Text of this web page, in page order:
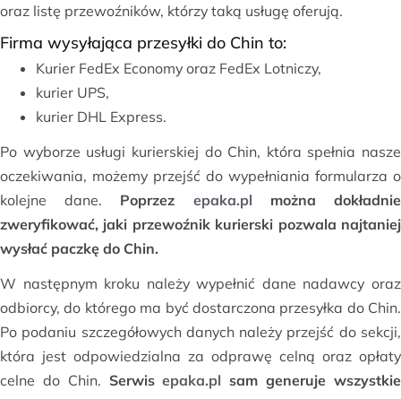
oraz listę przewoźników, którzy taką usługę oferują.
Firma wysyłająca przesyłki do Chin to:
Kurier FedEx Economy oraz FedEx Lotniczy,
kurier UPS,
kurier DHL Express.
Po wyborze usługi kurierskiej do Chin, która spełnia nasze
oczekiwania, możemy przejść do wypełniania formularza o
kolejne dane. Poprzez epaka.pl można dokładnie
zweryfikować, jaki przewoźnik kurierski pozwala najtaniej
wysłać paczkę do Chin.
W następnym kroku należy wypełnić dane nadawcy oraz
odbiorcy, do którego ma być dostarczona przesyłka do Chin.
Po podaniu szczegółowych danych należy przejść do sekcji,
która jest odpowiedzialna za odprawę celną oraz opłaty
celne do Chin. Serwisepaka.pl sam generuje wszystkie